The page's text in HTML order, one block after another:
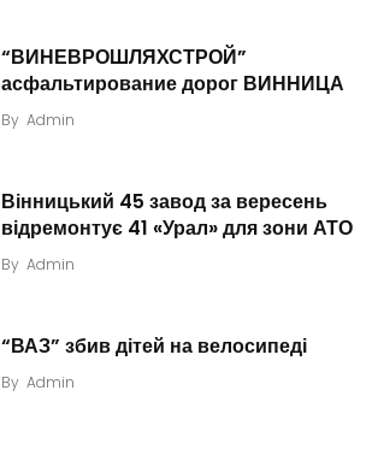
“ВИНЕВРОШЛЯХСТРОЙ”
асфальтирование дорог ВИННИЦА
By Admin
Вінницький 45 завод за вересень
відремонтує 41 «Урал» для зони АТО
By Admin
“ВАЗ” збив дітей на велосипеді
By Admin